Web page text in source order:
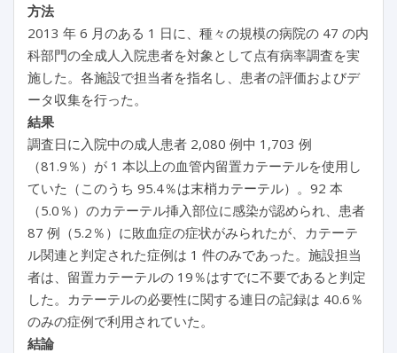
方法
2013 年 6 月のある 1 日に、種々の規模の病院の 47 の内
科部門の全成人入院患者を対象として点有病率調査を実
施した。各施設で担当者を指名し、患者の評価およびデ
ータ収集を行った。
結果
調査日に入院中の成人患者 2,080 例中 1,703 例
（81.9％）が 1 本以上の血管内留置カテーテルを使用し
ていた（このうち 95.4％は末梢カテーテル）。92 本
（5.0％）のカテーテル挿入部位に感染が認められ、患者
87 例（5.2％）に敗血症の症状がみられたが、カテーテ
ル関連と判定された症例は 1 件のみであった。施設担当
者は、留置カテーテルの 19％はすでに不要であると判定
した。カテーテルの必要性に関する連日の記録は 40.6％
のみの症例で利用されていた。
結論